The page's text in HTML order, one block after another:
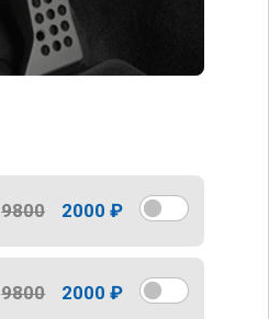
9800 2000 ₽
9800 2000 ₽